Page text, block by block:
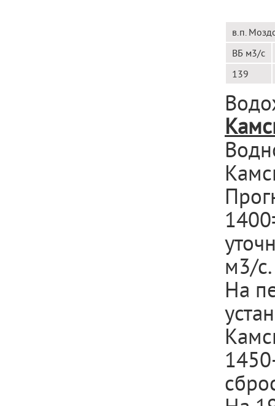
в.п.
ВБ м3/с
139
м3/с.
На